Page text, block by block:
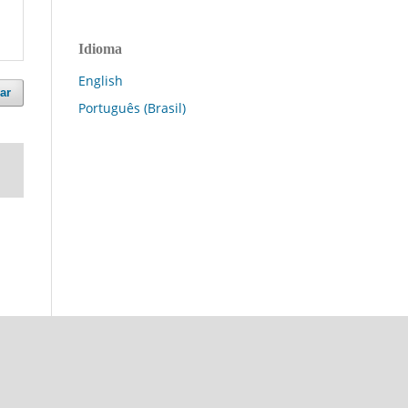
Idioma
English
Português (Brasil)